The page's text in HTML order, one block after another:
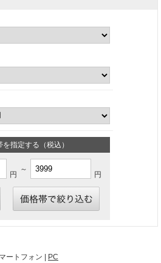
を指定する（税込）
円
～
円
ートフォン | PC